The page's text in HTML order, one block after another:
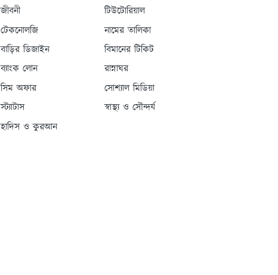
জীবনী
টিউটোরিয়াল
টেকনোলজি
নামের তালিকা
বাড়ির ডিজাইন
বিমানের টিকিট
ব্যাংক লোন
রান্নাঘর
সিম অফার
সোশ্যাল মিডিয়া
স্ট্যাটাস
স্বাস্থ্য ও সৌন্দর্য
হাদিস ও কুরআন